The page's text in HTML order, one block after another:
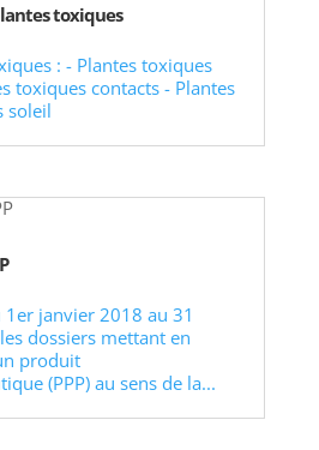
toxiques
: - Plantes toxiques
toxiques contacts - Plantes
soleil
janvier 2018 au 31
dossiers mettant en
produit
(PPP) au sens de la...